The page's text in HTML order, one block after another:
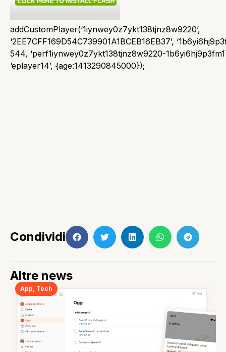
addCustomPlayer(‘1iynwey0z7ykt138tjnz8w9220’,
‘2EE7CFF169D54C739901A1BCEB16EB37’,
544, ‘perf1iynwey0z7ykt138tjnz8w9220-
‘eplayer14’, {age:1413290845000});
Condividi
Altre news
App Tech